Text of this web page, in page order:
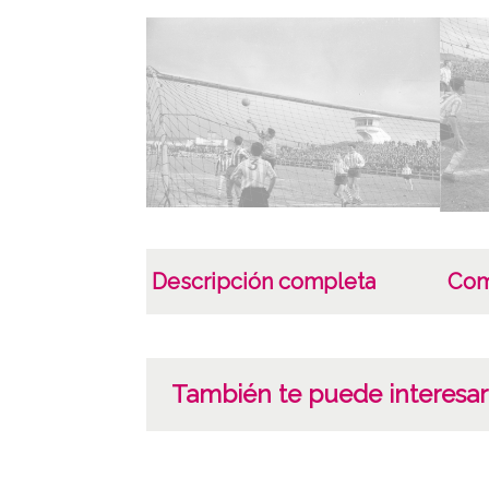
Descripción completa
También te puede interesar